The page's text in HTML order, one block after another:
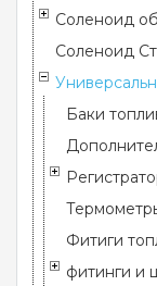
Соленоид
Соленоид
Баки
Фитиги
фитинги и